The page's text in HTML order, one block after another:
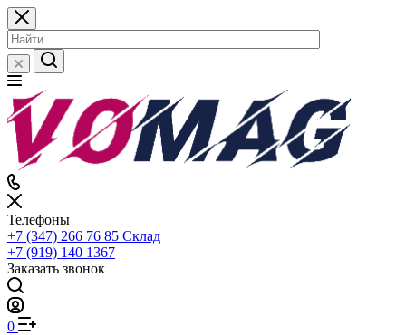
Телефоны
+7 (347) 266 76 85 Склад
+7 (919) 140 1367
Заказать звонок
0